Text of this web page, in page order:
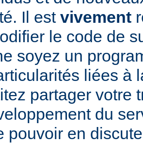
Il est vivement
le code de
soyez un
liées à
partager votre
du
pouvoir en